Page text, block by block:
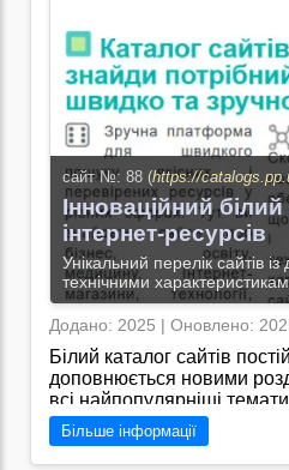
Перейти на сайт →
сайт №: 88 (https://
Інноваційний білий
інтернет-ресурсів
Унікальний перелік сайтів
технічними
Додано: 2025 | Оновлено:
Білий каталог сайтів
доповнюється новими
всі найпопулярніші
фільтри дозволяють легко
ресурси а детальні описи
правильний вибір/Я знаю,
Більше інформації